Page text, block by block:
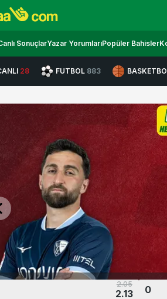
SonuçlarYazar YorumlarıPopüler Bahisler
28 FUTBOL 883
2.05
2.13 0